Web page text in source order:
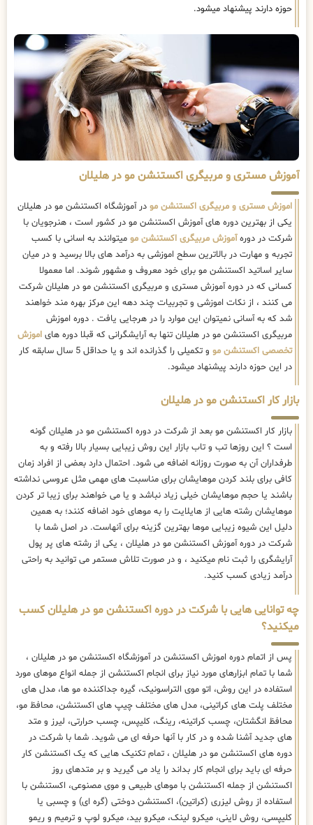
حوزه دارند پیشنهاد میشود.
آموزش مستری و مربیگری اکستنشن مو در هلیلان
اموزش مستری و مربیگری اکستنشن مو در آموزشگاه اکستنشن مو در هلیلان
یکی از بهترین دوره های آموزش اکستنشن مو در کشور است ، هنرجویان با
شرکت در دورهآموزش مربیگری اکستنشن مو میتوانند به اسانی با کسب
تجربه و مهارت در بالاترین سطح اموزشی به درآمد های بالا برسید و در میان
سایر اساتید اکستنشن مو برای خود معروف و مشهور شوند. اما معمولا
کسانی که در دوره آموزش مستری و مربیگری اکستنشن مو در هلیلان شرکت
می کنند ، از نکات اموزشی و تجربیات چند دهه این مرکز بهره مند خواهند
شد که به آسانی نمیتوان این موارد را در هرجایی یافت . دوره اموزش
مربیگری اکستنشن مو در هلیلان تنها به آرایشگرانی که قبلا دوره های اموزش
تخصصی اکستنشن مو
و تکمیلی را گذرانده اند و یا حداقل 5 سال سابقه کار
در این حوزه دارند پیشنهاد میشود.
بازار کار اکستنشن مو در هلیلان
بازار کار اکستنشن مو بعد از شرکت در دوره اکستنشن مو در هلیلان گونه
است ؟ این روزها تب و تاب بازار این روش زیبایی بسیار بالا رفته و به
طرفداران آن به صورت روزانه اضافه می شود. احتمال دارد بعضی از افراد زمان
کافی برای بلند کردن موهایشان برای مناسبت های مهمی مثل عروسی نداشته
باشند یا حجم موهایشان خیلی زیاد نباشد و یا می خواهند برای زیبا تر کردن
موهایشان رشته هایی از هایلایت را به موهای خود اضافه کنند؛ به همین
دلیل این شیوه زیبایی موها بهترین گزینه برای آنهاست. در اصل شما با
شرکت در دوره آموزش اکستنشن مو در هلیلان ، یکی از رشته های پر پول
آرایشگری را ثبت نام میکنید ، و در صورت تلاش مستمر می توانید به راحتی
درآمد زیادی کسب کنید.
چه توانایی هایی با شرکت در دوره اکستنشن مو در هلیلان کسب
میکنید؟
پس از اتمام دوره اموزش اکستنشن در آموزشگاه اکستنشن مو در هلیلان ،
شما با تمام ابزارهای مورد نیاز برای انجام اکستنشن از جمله انواع موهای مورد
استفاده در این روش، اتو موی التراسونیک، گیره جداکننده مو ها، مدل های
مختلف پلت های کراتینی، مدل های مختلف چیپ های اکستنشن، محافظ مو،
محافظ انگشتان، چسب کراتینه، رینگ، کلیپس، چسب حرارتی، لیرز و متد
های جدید آشنا شده و در کار با آنها حرفه ای می شوید. شما با شرکت در
دوره های اکستنشن مو در هلیلان ، تمام تکنیک هایی که یک اکستنشن کار
حرفه ای باید برای انجام کار بداند را یاد می گیرید و بر متدهای روز
اکستنشن از جمله اکستنشن با موهای طبیعی و موی مصنوعی، اکستنشن با
استفاده از روش لیزری (کراتین)، اکستنشن دوختی (گره ای) و چسبی یا
کلیپسی، روش لاینی، میکرو لینک، میکرو بید، میکرو لوپ و ترمیم و ریمو